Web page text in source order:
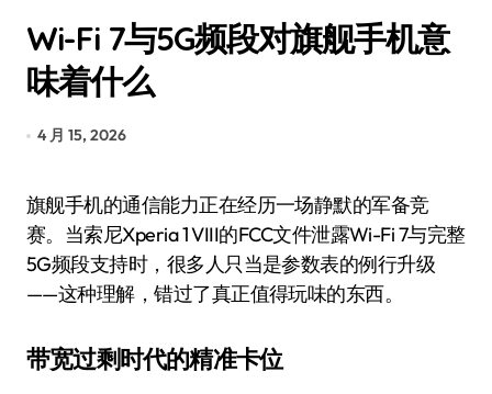
Wi-Fi 7与5G频段对旗舰手机意
味着什么
4 月 15, 2026
旗舰手机的通信能力正在经历一场静默的军备竞
赛。当索尼Xperia 1 VIII的FCC文件泄露Wi-Fi 7与完整
5G频段支持时，很多人只当是参数表的例行升级
——这种理解，错过了真正值得玩味的东西。
带宽过剩时代的精准卡位